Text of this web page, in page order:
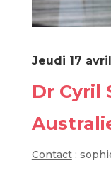
Jeudi 17
Dr Cyril
Contact: